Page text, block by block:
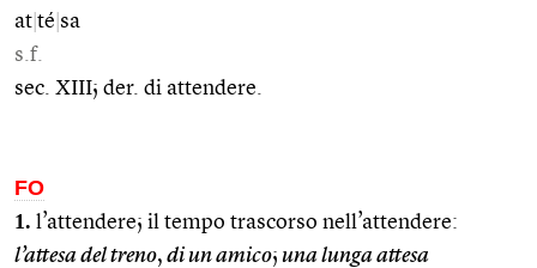
at té sa
s.f.
sec. XIII; der. di attendere.
FO
1. l’attendere; il tempo trascorso nell’attendere:
l’attesa del treno, di un amico; una lunga attesa